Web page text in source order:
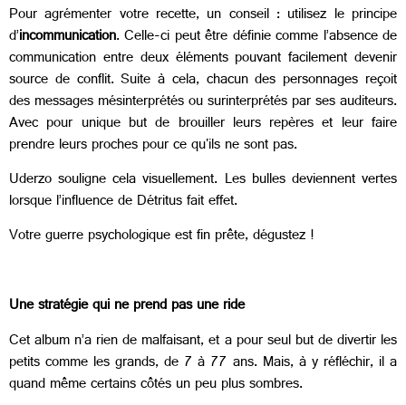
Pour agrémenter votre recette, un conseil : utilisez le principe
d’incommunication. Celle-ci peut être définie comme l’absence de
communication entre deux éléments pouvant facilement devenir
source de conflit. Suite à cela, chacun des personnages reçoit
des messages mésinterprétés ou surinterprétés par ses auditeurs.
Avec pour unique but de brouiller leurs repères et leur faire
prendre leurs proches pour ce qu'ils ne sont pas.
Uderzo souligne cela visuellement. Les bulles deviennent vertes
lorsque l’influence de Détritus fait effet.
Votre guerre psychologique est fin prête, dégustez !
Une stratégie qui ne prend pas une ride
Cet album n’a rien de malfaisant, et a pour seul but de divertir les
petits comme les grands, de 7 à 77 ans. Mais, à y réfléchir, il a
quand même certains côtés un peu plus sombres.